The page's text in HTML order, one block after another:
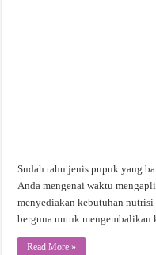
Sudah tahu jenis pupuk yang
Anda mengenai waktu
menyediakan kebutuhan
berguna untuk
Read More »